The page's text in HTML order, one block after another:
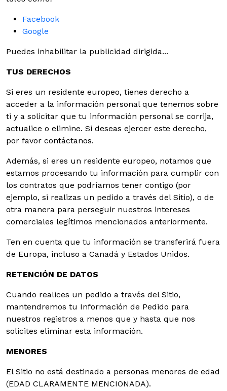
Facebook
Google
Puedes inhabilitar la publicidad dirigida...
TUS DERECHOS
Si eres un residente europeo, tienes derecho a
acceder a la información personal que tenemos sobre
ti y a solicitar que tu información personal se corrija,
actualice o elimine. Si deseas ejercer este derecho,
por favor contáctanos.
Además, si eres un residente europeo, notamos que
estamos procesando tu información para cumplir con
los contratos que podríamos tener contigo (por
ejemplo, si realizas un pedido a través del Sitio), o de
otra manera para perseguir nuestros intereses
comerciales legítimos mencionados anteriormente.
Ten en cuenta que tu información se transferirá fuera
de Europa, incluso a Canadá y Estados Unidos.
RETENCIÓN DE DATOS
Cuando realices un pedido a través del Sitio,
mantendremos tu Información de Pedido para
nuestros registros a menos que y hasta que nos
solicites eliminar esta información.
MENORES
El Sitio no está destinado a personas menores de edad
(EDAD CLARAMENTE MENCIONADA).